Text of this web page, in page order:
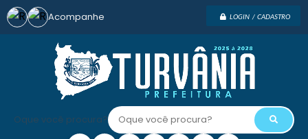
LOGIN / CADASTRO
Oque você procura?
Acompanhe